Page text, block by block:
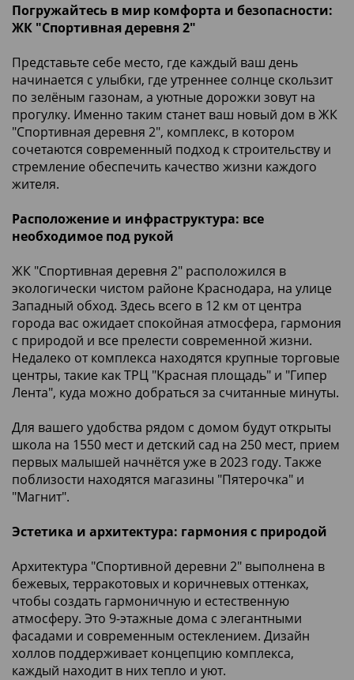
Погружайтесь в мир комфорта и безопасности:
ЖК "Спортивная деревня 2"
Представьте себе место, где каждый ваш день
начинается с улыбки, где утреннее солнце скользит
по зелёным газонам, а уютные дорожки зовут на
прогулку. Именно таким станет ваш новый дом в ЖК
"Спортивная деревня 2", комплекс, в котором
сочетаются современный подход к строительству и
стремление обеспечить качество жизни каждого
жителя.
Расположение и инфраструктура: все
необходимое под рукой
ЖК "Спортивная деревня 2" расположился в
экологически чистом районе Краснодара, на улице
Западный обход. Здесь всего в 12 км от центра
города вас ожидает спокойная атмосфера, гармония
с природой и все прелести современной жизни.
Недалеко от комплекса находятся крупные торговые
центры, такие как ТРЦ "Красная площадь" и "Гипер
Лента", куда можно добраться за считанные минуты.
Для вашего удобства рядом с домом будут открыты
школа на 1550 мест и детский сад на 250 мест, прием
первых малышей начнётся уже в 2023 году. Также
поблизости находятся магазины "Пятерочка" и
"Магнит".
Эстетика и архитектура: гармония с природой
Архитектура "Спортивной деревни 2" выполнена в
бежевых, терракотовых и коричневых оттенках,
чтобы создать гармоничную и естественную
атмосферу. Это 9-этажные дома с элегантными
фасадами и современным остеклением. Дизайн
холлов поддерживает концепцию комплекса,
каждый находит в них тепло и уют.